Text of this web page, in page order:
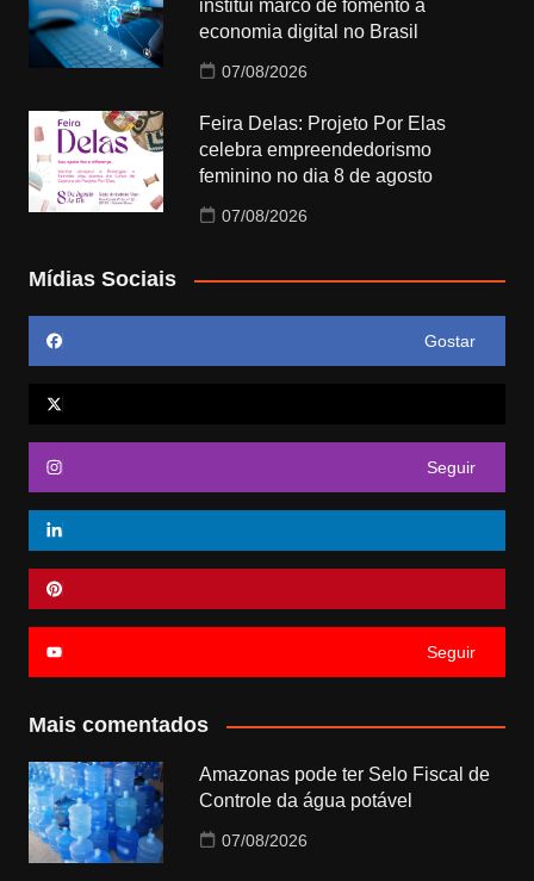
institui marco de fomento à
economia digital no Brasil
07/08/2026
Feira Delas: Projeto Por Elas
celebra empreendedorismo
feminino no dia 8 de agosto
07/08/2026
Mídias Sociais
Gostar
Seguir
Seguir
Mais comentados
Amazonas pode ter Selo Fiscal de
Controle da água potável
07/08/2026